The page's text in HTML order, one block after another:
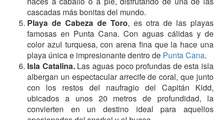
cascadas más bonitas del mundo.
Playa de Cabeza de Toro, es otra de las playas
famosas en Punta Cana. Con aguas cálidas y de
color azul turquesa, con arena fina que la hace una
playa única e impresionante dentro de Punta Cana.
Isla Catalina. Las aguas poco profundas de esta isla
albergan un espectacular arrecife de coral, que junto
con los restos del naufragio del Capitán Kidd,
ubicados a unos 20 metros de profundidad, la
convierten en un destino ideal para aquellos